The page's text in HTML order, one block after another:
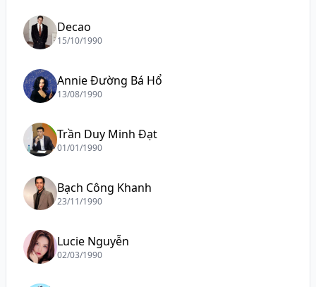
Decao
15/10/1990
Annie Đường Bá Hổ
13/08/1990
Trần Duy Minh Đạt
01/01/1990
Bạch Công Khanh
23/11/1990
Lucie Nguyễn
02/03/1990